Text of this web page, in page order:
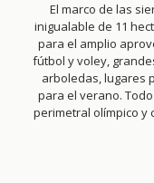
El marco de las
inigualable de 11
para el amplio
fútbol y voley,
arboledas, lugares
para el verano.
perimetral olímpico y